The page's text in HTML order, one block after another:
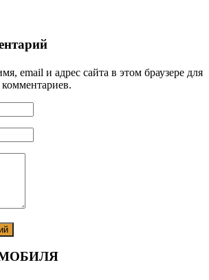
email и адрес сайта в этом браузере для